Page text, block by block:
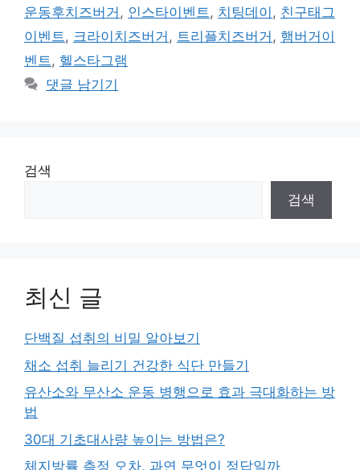
운동후치즈버거 , 인스타이벤트, 치팅데이 , 친구태그
이벤트, 크라이치즈버거 , 트리플치즈버거 , 햄버거이
벤트, 헬스타그램
댓글 남기기
검색
검색
최신 글
단백질 섭취의 비밀 알아보기
채소 섭취 늘리기 건강한 식단 만들기
유산소와 무산소 운동 병행으로 효과 극대화하는 방
법
30대 기초대사량 높이는 방법은?
체지방률 측정 오차, 과연 무엇이 정답일까